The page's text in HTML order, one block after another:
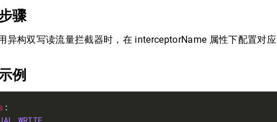
骤
异构双写读流量拦截器时，在 interceptorName 属性下配置对应
例